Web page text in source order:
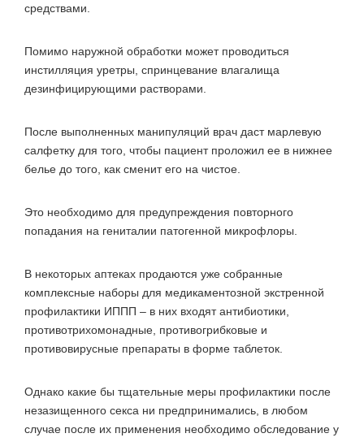
средствами.
Помимо наружной обработки может проводиться
инстилляция уретры, спринцевание влагалища
дезинфицирующими растворами.
После выполненных манипуляций врач даст марлевую
салфетку для того, чтобы пациент проложил ее в нижнее
белье до того, как сменит его на чистое.
Это необходимо для предупреждения повторного
попадания на гениталии патогенной микрофлоры.
В некоторых аптеках продаются уже собранные
комплексные наборы для медикаментозной экстренной
профилактики ИППП – в них входят антибиотики,
противотрихомонадные, противогрибковые и
противовирусные препараты в форме таблеток.
Однако какие бы тщательные меры профилактики после
незазищенного секса ни предпринимались, в любом
случае после их применения необходимо обследование у